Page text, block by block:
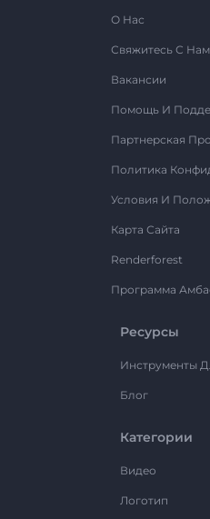
О Нас
Свяжитесь С
Вакансии
Помощь И
Партнерская
Политика
Условия И
Карта Сайта
Renderforest
Программа
Ресурсы
Инструменты
Блог
Категории
Видео
Логотип